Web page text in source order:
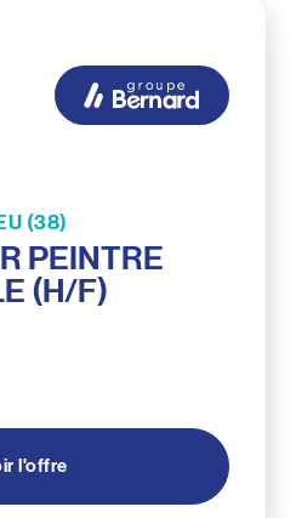
(38)
PEINTRE
(H/F)
l'offre